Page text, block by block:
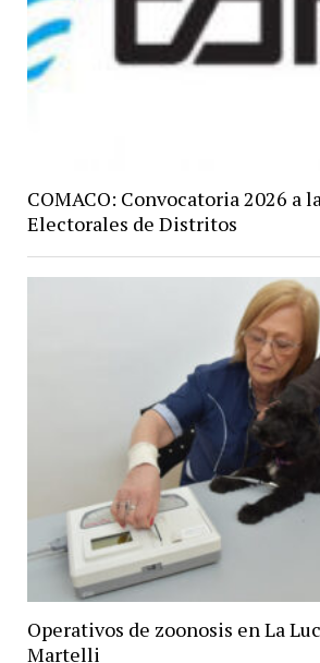
COMACO: Convocatoria 2026 a
Electorales de Distritos
Operativos de zoonosis en La
Martelli